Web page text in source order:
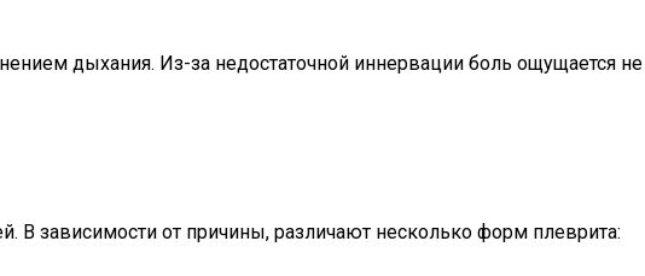
дыхания. Из-за недостаточной иннервации боль ощущается не
В зависимости от причины, различают несколько форм плеврита: